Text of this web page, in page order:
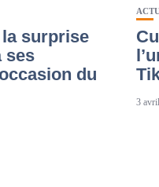
surprise
ses
du
3